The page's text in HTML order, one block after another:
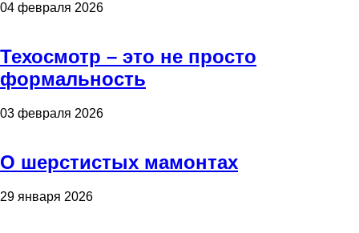
04 февраля 2026
Техосмотр – это не просто
формальность
03 февраля 2026
О шерстистых мамонтах
29 января 2026